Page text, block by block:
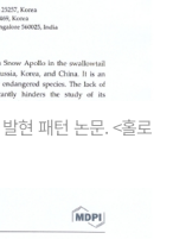
현 패턴 논문. <홀로